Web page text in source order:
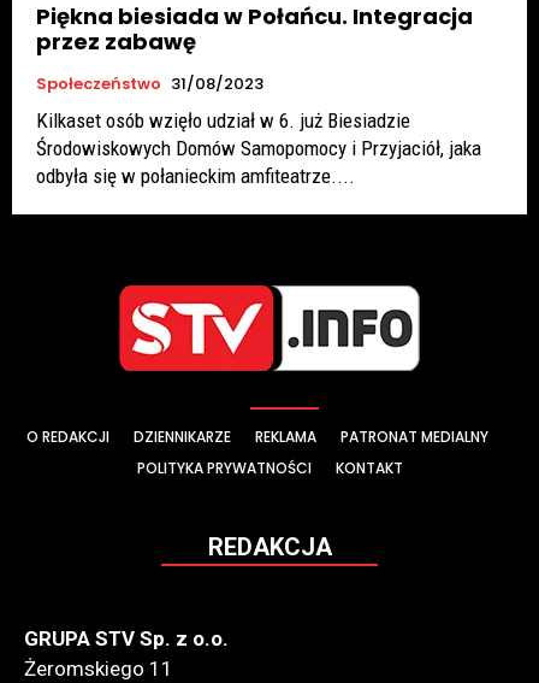
Piękna biesiada w Połańcu. Integracja
przez zabawę
Społeczeństwo 31/08/2023
Kilkaset osób wzięło udział w 6. już Biesiadzie
Środowiskowych Domów Samopomocy i Przyjaciół, jaka
odbyła się w połanieckim amfiteatrze....
O REDAKCJI DZIENNIKARZE REKLAMA
PATRONAT MEDIALNY
POLITYKA PRYWATNOŚCI
KONTAKT
REDAKCJA
GRUPA STV Sp. z o.o.
Żeromskiego 11